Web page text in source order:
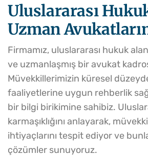
Uluslararası
Uzman
Firmamız, uluslararası hukuk
ve uzmanlaşmış bir avukat
Müvekkillerimizin küresel
faaliyetlerine uygun rehberlik
bir bilgi birikimine sahibiz.
karmaşıklığını anlayarak,
ihtiyaçlarını tespit ediyor ve
çözümler sunuyoruz.